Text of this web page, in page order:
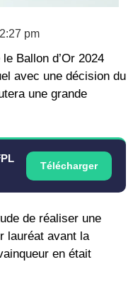
pm
Ballon d’Or 2024
avec une décision du
une grande
Télécharger
de réaliser une
lauréat avant la
en était